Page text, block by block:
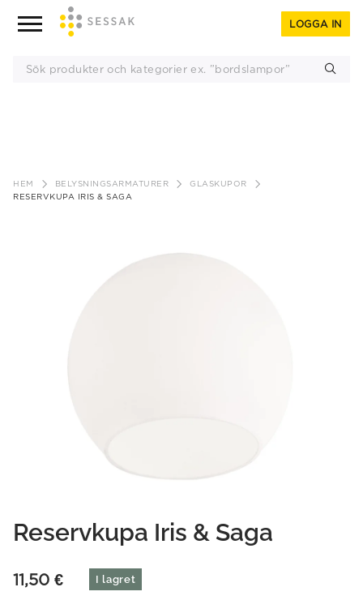
innehåll
LOGGA IN
HEM BELYSNINGSARMATURER
GLASKUPOR
RESERVKUPA IRIS & SAGA
Reservkupa Iris & Saga
11,50 € I lagret